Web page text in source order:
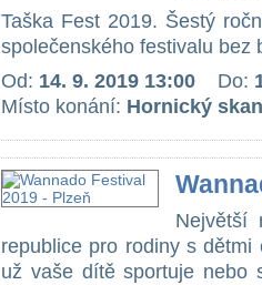
Taška Fest 2019. Šestý
společenského festivalu bez
Od: 14. 9. 2019 13:00 Do:
Místo konání: Hornický
Největší
republice pro rodiny s
už vaše dítě sportuje nebo